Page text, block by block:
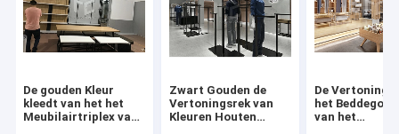
De gouden Kleur
kleedt van het het
Meubilairtriplex van
Zwart Gouden de
Vertoningsrek van
Kleuren Houten
De Vertoning
het
van het